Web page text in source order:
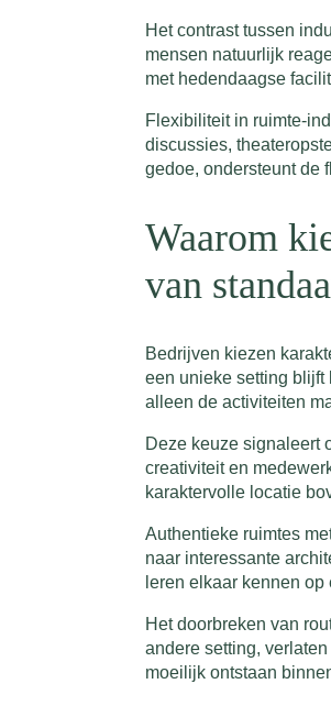
Het contrast tussen
mensen natuurlijk
met hedendaagse
Flexibiliteit in ruimte-
discussies,
gedoe, ondersteunt de
Waarom
van
Bedrijven kiezen
een unieke setting blijft
alleen de activiteiten
Deze keuze signaleert
creativiteit en
karaktervolle locatie
Authentieke ruimtes
naar interessante
leren elkaar kennen
Het doorbreken van
andere setting,
moeilijk ontstaan